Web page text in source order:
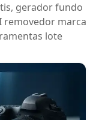
gerador fundo
removedor marca
lote